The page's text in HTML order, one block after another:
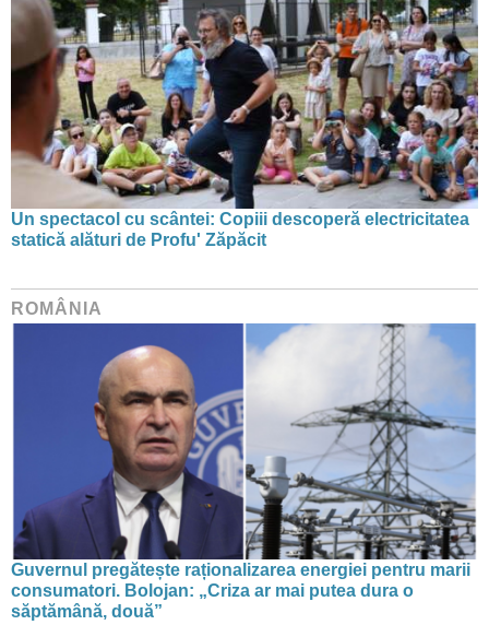
Un spectacol cu scântei: Copiii descoperă electricitatea
statică alături de Profu' Zăpăcit
ROMÂNIA
Guvernul pregătește raționalizarea energiei pentru marii
consumatori. Bolojan: „Criza ar mai putea dura o
săptămână, două”